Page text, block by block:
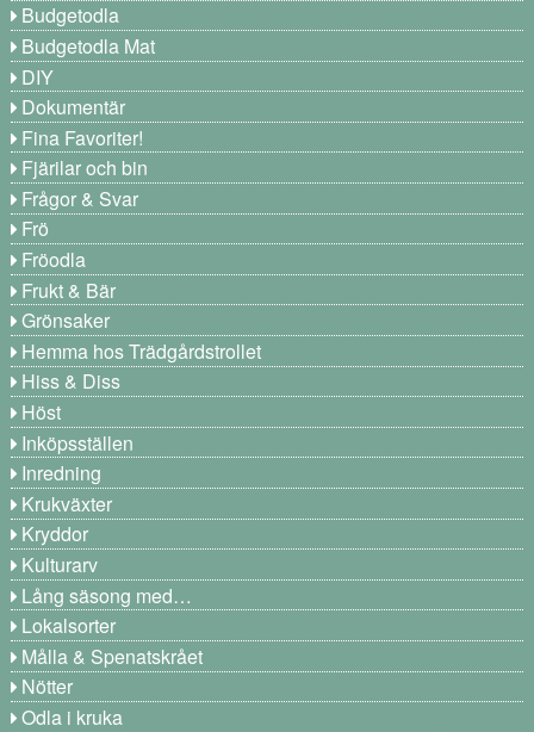
Budgetodla
Budgetodla Mat
DIY
Dokumentär
Fina Favoriter!
Fjärilar och bin
Frågor & Svar
Frö
Fröodla
Frukt & Bär
Grönsaker
Hemma hos Trädgårdstrollet
Hiss & Diss
Höst
Inköpsställen
Inredning
Krukväxter
Kryddor
Kulturarv
Lång säsong med…
Lokalsorter
Målla & Spenatskrået
Nötter
Odla i kruka